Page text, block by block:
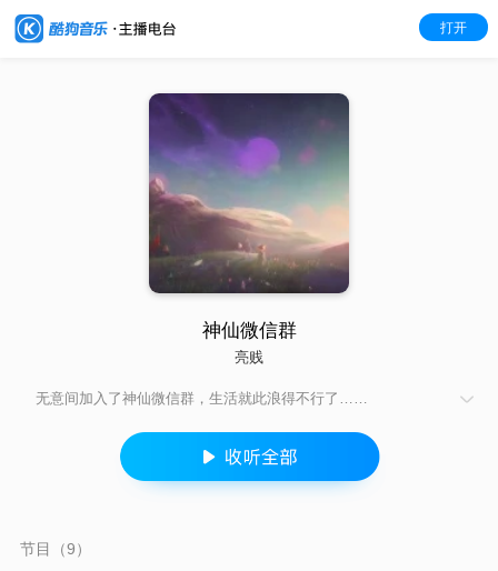
打开
神仙微信群
亮贱
无意间加入了神仙微信群，生活就此浪得不行了……
节目（9）